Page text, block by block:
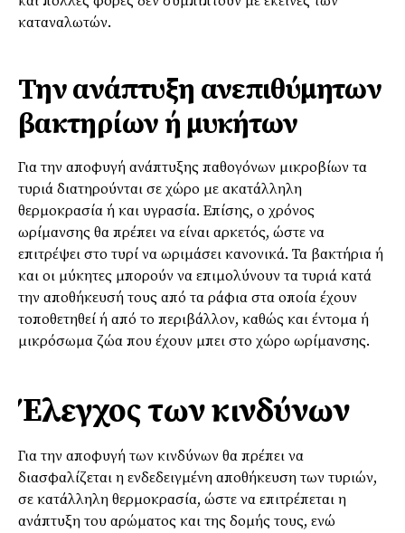
καταναλωτών.
Την ανάπτυξη ανεπιθύμητων
βακτηρίων ή μυκήτων
Για την αποφυγή ανάπτυξης παθογόνων μικροβίων τα
τυριά διατηρούνται σε χώρο με ακατάλληλη
θερμοκρασία ή και υγρασία. Επίσης, ο χρόνος
ωρίμανσης θα πρέπει να είναι αρκετός, ώστε να
επιτρέψει στο τυρί να ωριμάσει κανονικά. Τα βακτήρια ή
και οι μύκητες μπορούν να επιμολύνουν τα τυριά κατά
την αποθήκευσή τους από τα ράφια στα οποία έχουν
τοποθετηθεί ή από το περιβάλλον, καθώς και έντομα ή
μικρόσωμα ζώα που έχουν μπει στο χώρο ωρίμανσης.
Έλεγχος των κινδύνων
Για την αποφυγή των κινδύνων θα πρέπει να
διασφαλίζεται η ενδεδειγμένη αποθήκευση των τυριών,
σε κατάλληλη θερμοκρασία, ώστε να επιτρέπεται η
ανάπτυξη του αρώματος και της δομής τους, ενώ